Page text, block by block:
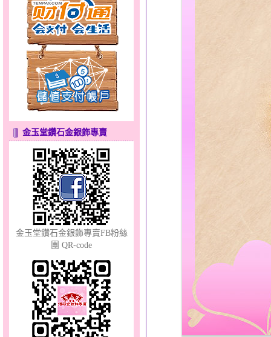
幸福洋溢～金銀鋼套鍊
彩蝶倩影～金銀鋼套鍊
甜心女孩～金銀鋼女套鍊
金玉堂鑽石金銀飾專賣
金玉堂鑽石金銀飾專賣FB粉絲
團 QR-code